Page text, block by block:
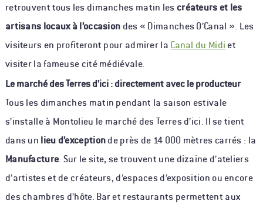
retrouvent tous les dimanches matin les créateurs et les
artisans locaux à l’occasion des « Dimanches O’Canal ». Les
visiteurs en profiteront pour admirer la Canal du Midi et
visiter la fameuse cité médiévale.
Le marché des Terres d’ici : directement avec le producteur
Tous les dimanches matin pendant la saison estivale
s’installe à Montolieu le marché des Terres d’ici. Il se tient
dans un lieu d’exceptionde près de 14 000 mètres carrés : la
Manufacture. Sur le site, se trouvent une dizaine d’ateliers
d’artistes et de créateurs, d’espaces d’exposition ou encore
des chambres d’hôte. Bar et restaurants permettent aux